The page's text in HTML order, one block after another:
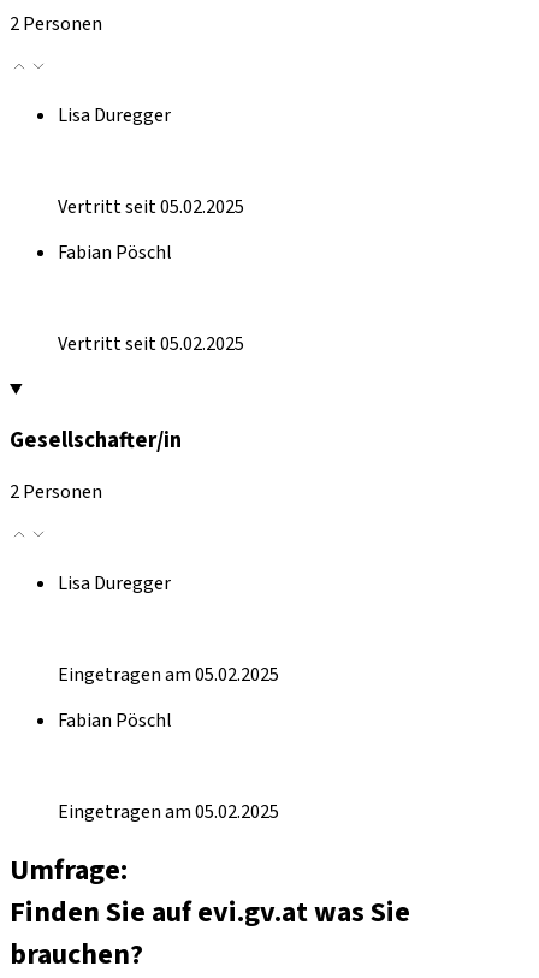
2 Personen
Lisa Duregger
Vertritt seit 05.02.2025
Fabian Pöschl
Vertritt seit 05.02.2025
Gesellschafter/in
2 Personen
Lisa Duregger
Eingetragen am 05.02.2025
Fabian Pöschl
Eingetragen am 05.02.2025
Umfrage:
Finden Sie auf evi.gv.at was Sie
brauchen?